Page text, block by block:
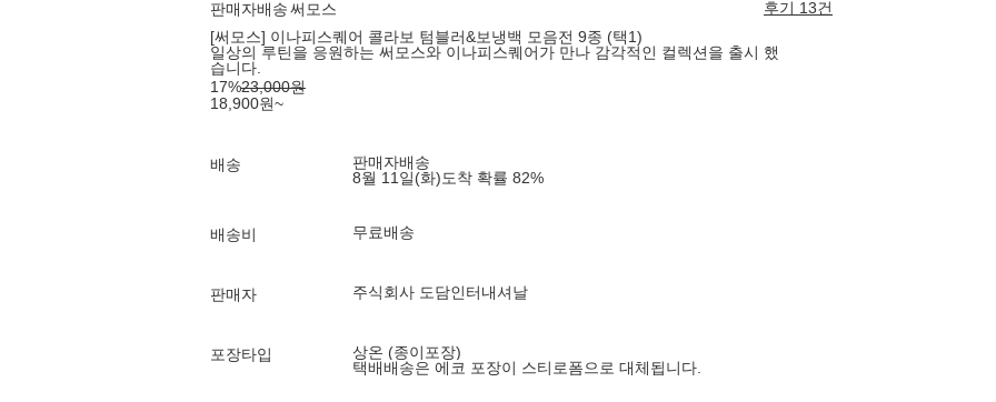
판매자배송써모스
후기 13건
[써모스] 이나피스퀘어 콜라보 텀블러&보냉백 모음전 9종 (택1)
일상의 루틴을 응원하는 써모스와 이나피스퀘어가 만나 감각적인 컬렉션을 출시 했
습니다.
17%23,000원
18,900원~
배송
판매자배송
8월 11일(화)도착 확률 82%
배송비 무료배송
판매자 주식회사 도담인터내셔날
포장타입
상온 (종이포장)
택배배송은 에코 포장이 스티로폼으로 대체됩니다.